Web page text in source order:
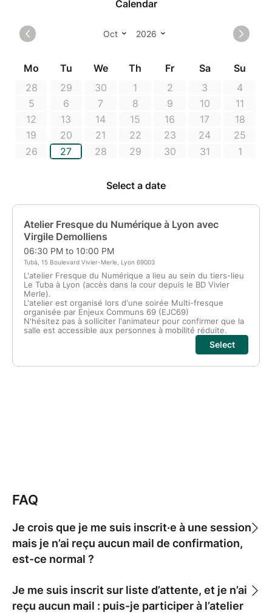
FAQ
Je crois que je me suis inscrit·e à une session
mais je n’ai reçu aucun mail de confirmation,
est-ce normal ?
Je me suis inscrit sur liste d’attente, et je n’ai
reçu aucun mail : puis-je participer à l’atelier